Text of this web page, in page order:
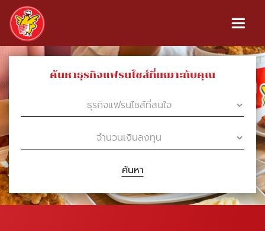
ค้นหาธุรกิจแฟรนไชส์ที่เหมาะกับคุณ
ค้นหา